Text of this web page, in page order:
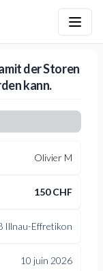
der Storen
kann.
Olivier M
150 CHF
Illnau-Effretikon
10 juin 2026
entre particuliers